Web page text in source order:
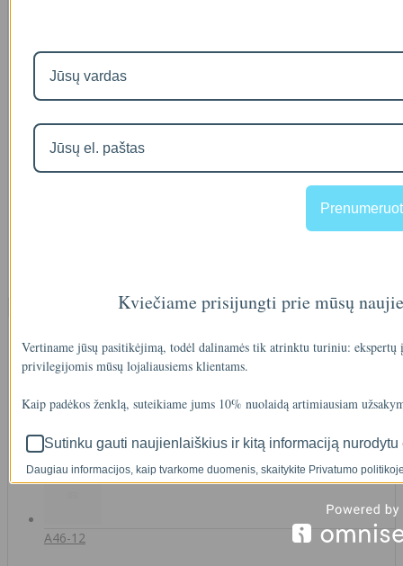
Vandens chemija
Vandens testai
Naujausios prekėsVisos prekės
Filtro andėklas
A46-12
Kviečiame prisijungti prie mūsų
Vertiname jūsų pasitikėjimą, todėl dalinamės tik atrinktu turiniu:
privilegijomis mūsų lojaliausiems klientams.
Kaip padėkos ženklą, suteikiame jums 10% nuolaidą artimiausiam
Sutinku gauti naujienlaiškius ir kitą informaciją
Daugiau informacijos, kaip tvarkome duomenis, skaitykite Privatumo